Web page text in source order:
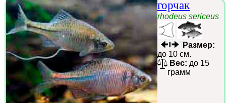
горчак
rhodeus sericeus
Размер:
до 10 см.
Вес: до 15
грамм